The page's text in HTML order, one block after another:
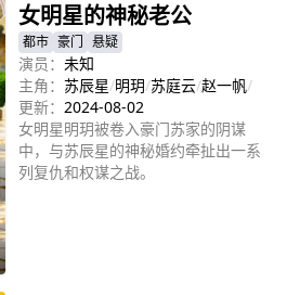
女明星的神秘老公
都市 豪门 悬疑
演员： 未知
主角： 苏辰星/明玥/苏庭云/赵一帆/
更新： 2024-08-02
女明星明玥被卷入豪门苏家的阴谋
中，与苏辰星的神秘婚约牵扯出一系
列复仇和权谋之战。